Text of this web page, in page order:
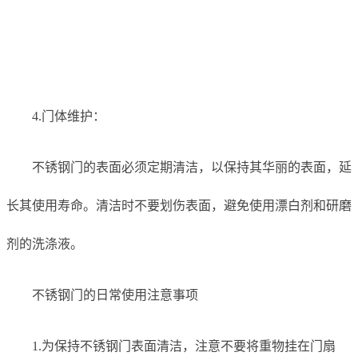
4.门体维护：
不锈钢门的表面必须定期清洁，以保持其华丽的表面，延
长其使用寿命。清洁时不要划伤表面，避免使用漂白剂和研磨
剂的洗涤液。
不锈钢门的日常使用注意事项
1.为保持不锈钢门表面清洁，注意不要将重物挂在门扇